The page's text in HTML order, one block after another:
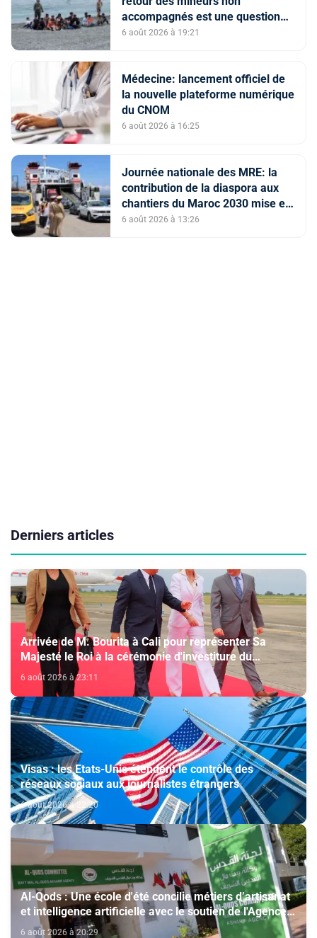
accompagnés est une question
de principe basée sur les Hautes
6 août 2026 à 19:21
Médecine: lancement officiel de
la nouvelle plateforme numérique
du CNOM
6 août 2026 à 16:25
Journée nationale des MRE: la
contribution de la diaspora aux
chantiers du Maroc 2030 mise en
avant
6 août 2026 à 13:26
Derniers articles
Arrivée de M. Bourita à Cali pour représenter Sa
Majesté le Roi à la cérémonie d'investiture du
nouveau président colombien
6 août 2026 à 23:11
Visas : les Etats-Unis étendent le contrôle des
réseaux sociaux aux journalistes étrangers
6 août 2026 à 22:20
Al-Qods : Une école d'été concilie métiers d’artisanat
et intelligence artificielle avec le soutien de l'Agence
Bayt Mal Al-Qods Acharif
6 août 2026 à 20:29